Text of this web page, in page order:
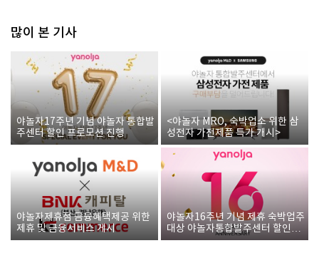
많이 본 기사
야놀자17주년 기념 야놀자 통합발
주센터 할인 프로모션 진행
<야놀자 MRO, 숙박업소 위한 삼
성전자 가전제품 특가 개시>
야놀자제휴점 금융혜택제공 위한
제휴 및 금융서비스 게시
야놀자16주년 기념 제휴 숙박업주
대상 야놀자통합발주센터 할인쿠
폰 증정